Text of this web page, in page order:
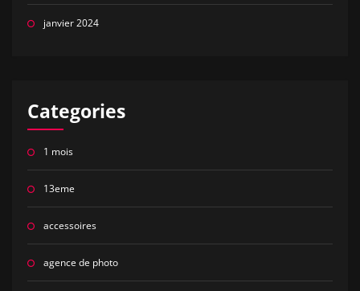
janvier 2024
Categories
1 mois
13eme
accessoires
agence de photo